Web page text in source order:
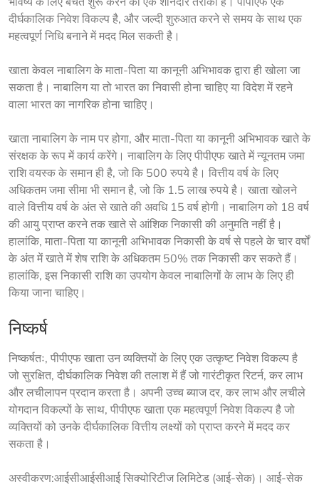
दीर्घकालिक निवेश विकल्प है, और जल्दी शुरुआत करने से समय के साथ एक
महत्वपूर्ण निधि बनाने में मदद मिल सकती है।
खाता केवल नाबालिग के माता-पिता या कानूनी अभिभावक द्वारा ही खोला जा
सकता है। नाबालिग या तो भारत का निवासी होना चाहिए या विदेश में रहने
वाला भारत का नागरिक होना चाहिए।
खाता नाबालिग के नाम पर होगा, और माता-पिता या कानूनी अभिभावक खाते के
संरक्षक के रूप में कार्य करेंगे। नाबालिग के लिए पीपीएफ खाते में न्यूनतम जमा
राशि वयस्क के समान ही है, जो कि 500 ​​रुपये है। वित्तीय वर्ष के लिए
अधिकतम जमा सीमा भी समान है, जो कि 1.5 लाख रुपये है। खाता खोलने
वाले वित्तीय वर्ष के अंत से खाते की अवधि 15 वर्ष होगी। नाबालिग को 18 वर्ष
की आयु प्राप्त करने तक खाते से आंशिक निकासी की अनुमति नहीं है।
हालांकि, माता-पिता या कानूनी अभिभावक निकासी के वर्ष से पहले के चार वर्षों
के अंत में खाते में शेष राशि के अधिकतम 50% तक निकासी कर सकते हैं।
हालांकि, इस निकासी राशि का उपयोग केवल नाबालिगों के लाभ के लिए ही
किया जाना चाहिए।
निष्कर्ष
निष्कर्षतः, पीपीएफ खाता उन व्यक्तियों के लिए एक उत्कृष्ट निवेश विकल्प है
जो सुरक्षित, दीर्घकालिक निवेश की तलाश में हैं जो गारंटीकृत रिटर्न, कर लाभ
और लचीलापन प्रदान करता है। अपनी उच्च ब्याज दर, कर लाभ और लचीले
योगदान विकल्पों के साथ, पीपीएफ खाता एक महत्वपूर्ण निवेश विकल्प है जो
व्यक्तियों को उनके दीर्घकालिक वित्तीय लक्ष्यों को प्राप्त करने में मदद कर
सकता है।
अस्वीकरण:आईसीआईसीआई सिक्योरिटीज लिमिटेड (आई-सेक)। आई-सेक